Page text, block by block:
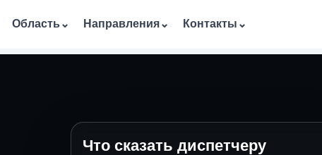
Область ⌄ Направления⌄ Контакты ⌄
Что сказать диспетчеру